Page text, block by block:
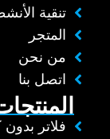
تنقية
المتجر
من نحن
اتصل بنا
فلاتر بدون